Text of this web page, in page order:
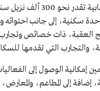
فندقة، بطاقة استيعابية
على 2500 وحدة سكنية، إلى جانب
ذات خصائص وتجارب
والتجارب التي تقدمها
إمكانية الوصول إلى
إضافة إلى المطاعم، والمعارض،